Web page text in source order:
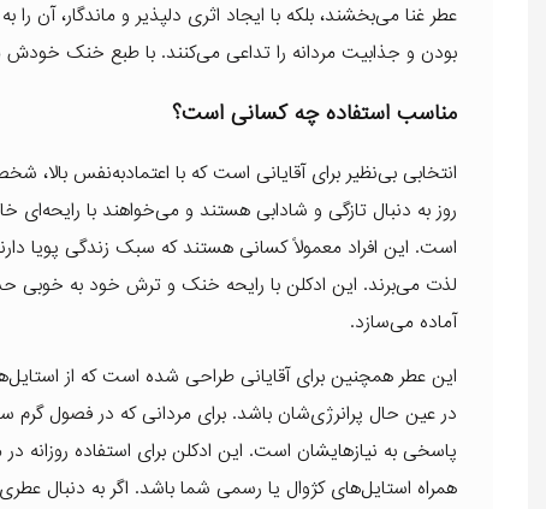
عطر غنا می‌بخشند، بلکه با ایجاد اثری دلپذیر و ماندگار،
بودن و جذابیت مردانه را تداعی می‌کنند. با طبع خنک
مناسب استفاده چه کسانی است؟
انتخابی بی‌نظیر برای آقایانی است که با اعتمادبه‌نفس
روز به دنبال تازگی و شادابی هستند و می‌خواهند با رایحه‌ای
است. این افراد معمولاً کسانی هستند که سبک زندگی پویا
لذت می‌برند. این ادکلن با رایحه خنک و ترش خود به خوبی
آماده می‌سازد.
این عطر همچنین برای آقایانی طراحی شده است که از
در عین حال پرانرژی‌شان باشد. برای مردانی که در فصول
پاسخی به نیازهایشان است. این ادکلن برای استفاده
همراه استایل‌های کژوال یا رسمی شما باشد. اگر به دنبال